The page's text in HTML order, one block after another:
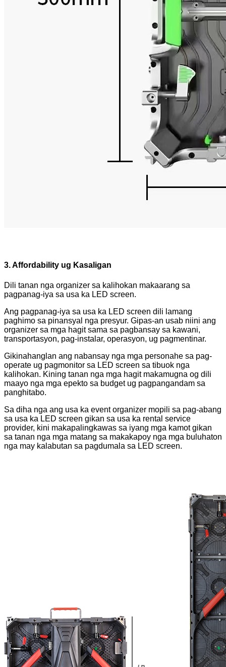
3. Affordability ug Kasaligan
Dili tanan nga organizer sa kalihokan makaarang sa
pagpanag-iya sa usa ka LED screen.
Ang pagpanag-iya sa usa ka LED screen dili lamang
paghimo sa pinansyal nga presyur. Gipas-an usab niini ang
organizer sa mga hagit sama sa pagbansay sa kawani,
transportasyon, pag-instalar, operasyon, ug pagmentinar.
Gikinahanglan ang nabansay nga mga personahe sa pag-
operate ug pagmonitor sa LED screen sa tibuok nga
kalihokan. Kining tanan nga mga hagit makamugna og dili
maayo nga mga epekto sa budget ug pagpangandam sa
panghitabo.
Sa diha nga ang usa ka event organizer mopili sa pag-abang
sa usa ka LED screen gikan sa usa ka rental service
provider, kini makapalingkawas sa iyang mga kamot gikan
sa tanan nga mga matang sa makakapoy nga mga buluhaton
nga may kalabutan sa pagdumala sa LED screen.